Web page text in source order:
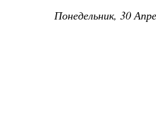
Понедельник, 30